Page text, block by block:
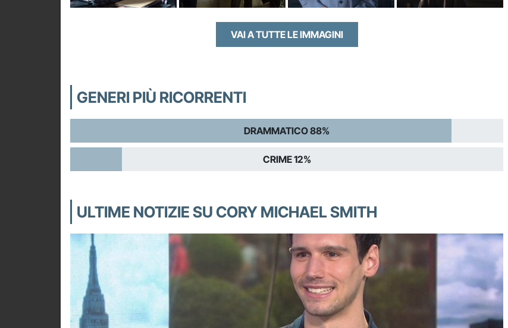
VAI A TUTTE LE IMMAGINI
GENERI PIÙ RICORRENTI
DRAMMATICO 88%
CRIME 12%
ULTIME NOTIZIE SU CORY MICHAEL SMITH